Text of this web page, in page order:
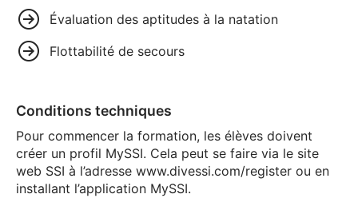
Évaluation des aptitudes à la natation
Flottabilité de secours
Conditions techniques
Pour commencer la formation, les élèves doivent
créer un profil MySSI. Cela peut se faire via le site
web SSI à l’adresse www.divessi.com/register ou en
installant l’application MySSI.